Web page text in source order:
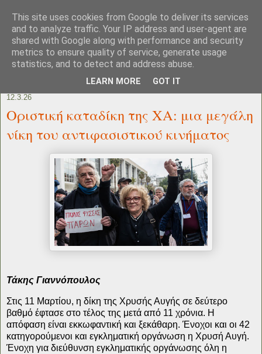
12.3.26
Οριστική καταδίκη της ΧΑ: μια μεγάλη
νίκη του αντιφασιστικού κινήματος
Τάκης Γιαννόπουλος
Στις 11 Μαρτίου, η δίκη της Χρυσής Αυγής σε δεύτερο
βαθμό έφτασε στο τέλος της μετά από 11 χρόνια. Η
απόφαση είναι εκκωφαντική και ξεκάθαρη. Ένοχοι και οι 42
κατηγορούμενοι και εγκληματική οργάνωση η Χρυσή Αυγή.
Ένοχη για διεύθυνση εγκληματικής οργάνωσης όλη η
This site uses cookies from Google to deliver its services
and to analyze traffic. Your IP address and user-agent are
shared with Google along with performance and security
metrics to ensure quality of service, generate usage
statistics, and to detect and address abuse.
LEARN MORE GOT IT